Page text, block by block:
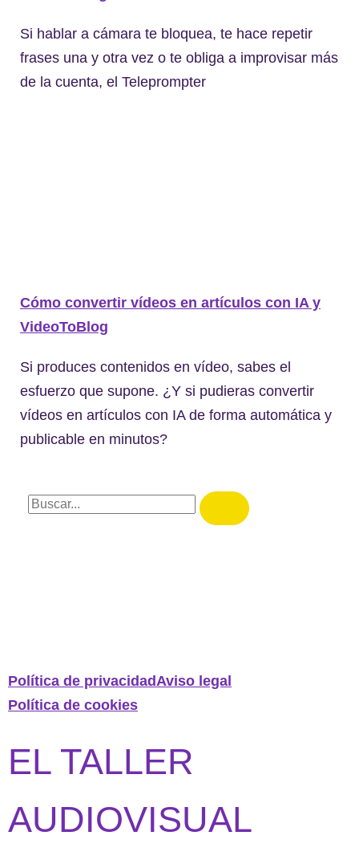
Si hablar a cámara te bloquea, te hace repetir
frases una y otra vez o te obliga a improvisar más
de la cuenta, el Teleprompter
Cómo convertir vídeos en artículos con IA y
VideoToBlog
Si produces contenidos en vídeo, sabes el
esfuerzo que supone. ¿Y si pudieras convertir
vídeos en artículos con IA de forma automática y
publicable en minutos?
Política de privacidadAviso legal
Política de cookies
EL TALLER
AUDIOVISUAL